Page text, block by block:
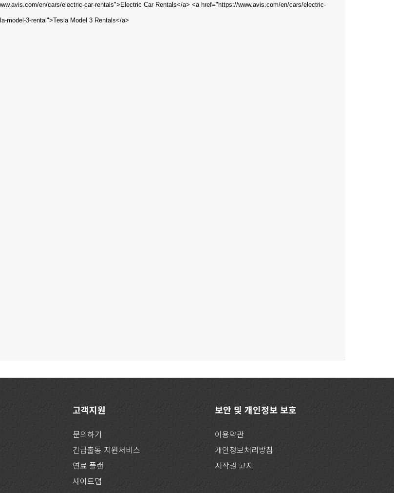
en/cars/electric-car-rentals">Electric Car Rentals</a> <a href="https://www.avis.com/en/cars/electric-
model-3-rental">Tesla Model 3 Rentals</a>
고객지원
문의하기
긴급출동 지원서비스
연료 플랜
사이트맵
보안 및 개인정보 보호
이용약관
개인정보처리방침
저작권 고지